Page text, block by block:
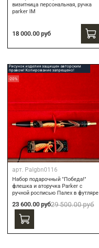
визитница персональная, ручка
parker IM
18 000.00 руб
Рисунок изделия защищен авторским
правом! Копирование запрещено!
-20%
арт. Palgbn0116
Набор подарочный "Победа!"
флешка и аторучка Parker с
ручной росписью Палех в футляре
23 600.00 руб29 500.00 руб